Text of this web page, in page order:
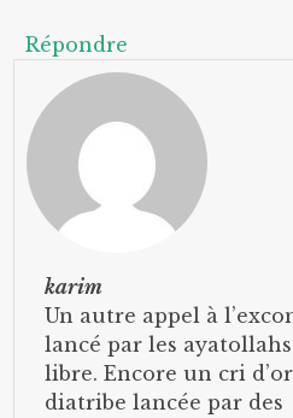
Répondre
karim
Un autre appel à
lancé par les
libre. Encore un cri
diatribe lancée par des